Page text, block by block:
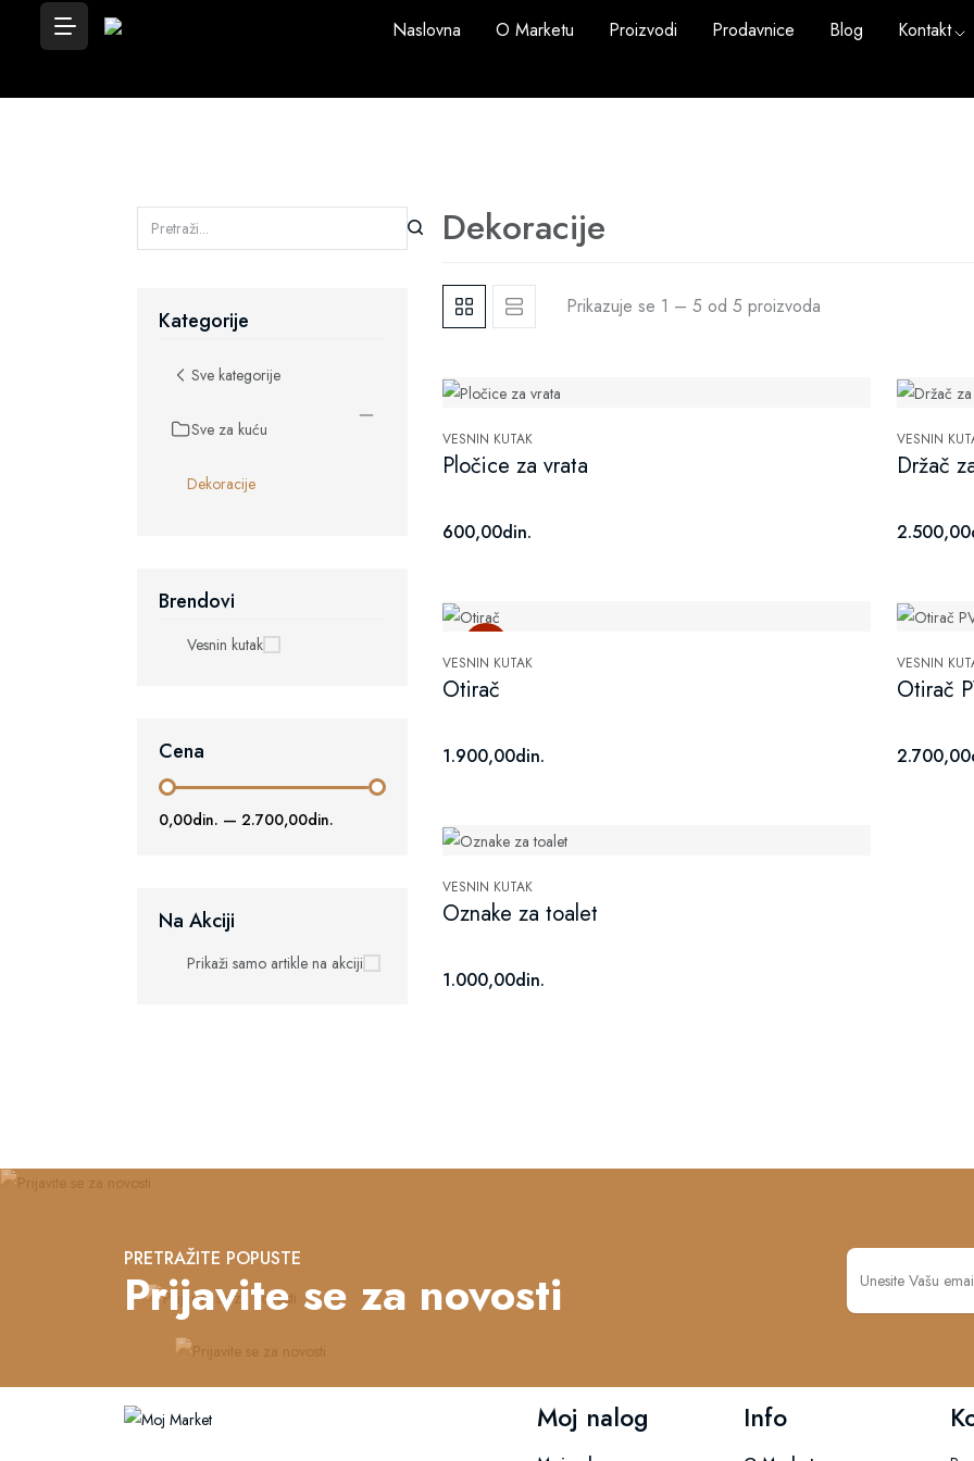
Naslovna O Marketu Proizvodi Prodavnice Blog Kontakt
Kategorije
Sve kategorije
Sve za kuću
Dekoracije
Brendovi
Vesnin kutak
Cena
0,00din. — 2.700,00din.
Na Akciji
Prikaži samo artikle na akciji
Dekoracije
Prikazuje se 1 – 5 od 5 proizvoda
VESNIN KUTAK
Pločice za vrata
600,00din.
VESNIN
Držač
VESNIN KUTAK
Otirač
1.900,00din.
VESNIN
Otirač
VESNIN KUTAK
Oznake za toalet
1.000,00din.
PRETRAŽITE POPUSTE
Prijavite se za novosti
Moj nalog Info